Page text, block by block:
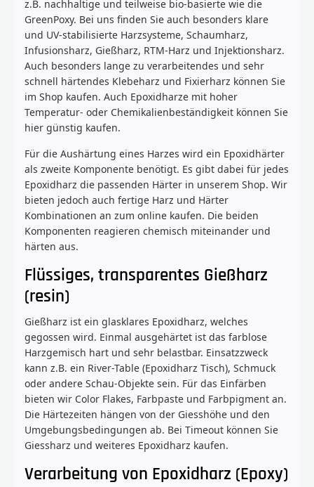
z.B. nachhaltige und teilweise bio-basierte wie die
GreenPoxy. Bei uns finden Sie auch besonders klare
und UV-stabilisierte Harzsysteme, Schaumharz,
Infusionsharz, Gießharz, RTM-Harz und Injektionsharz.
Auch besonders lange zu verarbeitendes und sehr
schnell härtendes Klebeharz und Fixierharz können Sie
im Shop kaufen. Auch Epoxidharze mit hoher
Temperatur- oder Chemikalienbeständigkeit können Sie
hier günstig kaufen.
Für die Aushärtung eines Harzes wird ein Epoxidhärter
als zweite Komponente benötigt. Es gibt dabei für jedes
Epoxidharz die passenden Härter in unserem Shop. Wir
bieten jedoch auch fertige Harz und Härter
Kombinationen an zum online kaufen. Die beiden
Komponenten reagieren chemisch miteinander und
härten aus.
Flüssiges, transparentes Gießharz
(resin)
Gießharz ist ein glasklares Epoxidharz, welches
gegossen wird. Einmal ausgehärtet ist das farblose
Harzgemisch hart und sehr belastbar. Einsatzzweck
kann z.B. ein River-Table (Epoxidharz Tisch), Schmuck
oder andere Schau-Objekte sein. Für das Einfärben
bieten wir Color Flakes, Farbpaste und Farbpigment an.
Die Härtezeiten hängen von der Giesshöhe und den
Umgebungsbedingungen ab. Bei Timeout können Sie
Giessharz und weiteres Epoxidharz kaufen.
Verarbeitung von Epoxidharz (Epoxy)